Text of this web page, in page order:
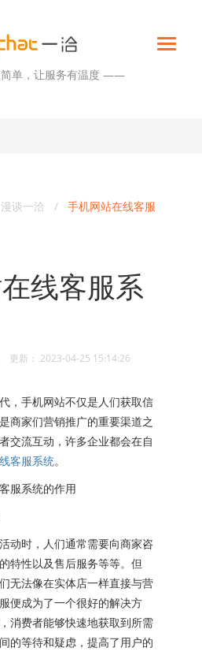
单，让服务有温度 ——
漫谈一洽 / 手机网站在线客服
线客服系
更新： 2023-04-25 15:14:26
手机网站不仅是人们获取信
商家们营销推广的重要渠道之
交流互动，许多企业都会在自
客服系统。
系统的作用
时，人们通常需要向商家咨
特性以及售后服务等等。但
无法像在实体店一样直接与营
便成为了一个很好的解决方
消费者能够快速地获取到所需
的等待和疑虑，提高了用户的